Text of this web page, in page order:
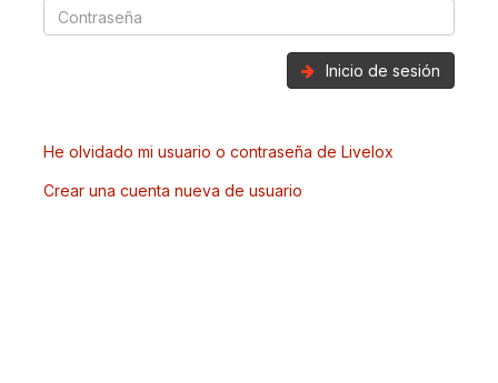
Inicio de sesión
He olvidado mi usuario o contraseña de Livelox
Crear una cuenta nueva de usuario